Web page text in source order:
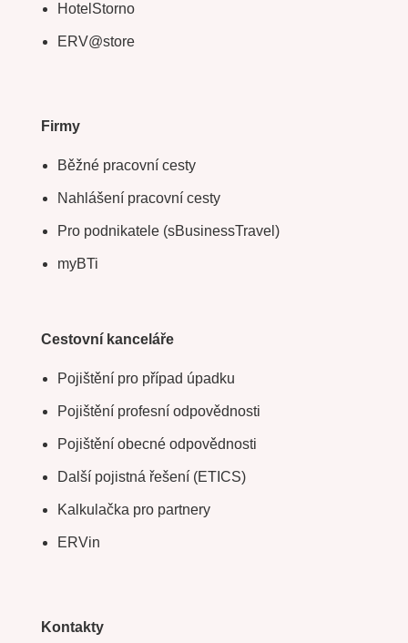
HotelStorno
ERV@store
Firmy
Běžné pracovní cesty
Nahlášení pracovní cesty
Pro podnikatele (sBusinessTravel)
myBTi
Cestovní kanceláře
Pojištění pro případ úpadku
Pojištění profesní odpovědnosti
Pojištění obecné odpovědnosti
Další pojistná řešení (ETICS)
Kalkulačka pro partnery
ERVin
Kontakty